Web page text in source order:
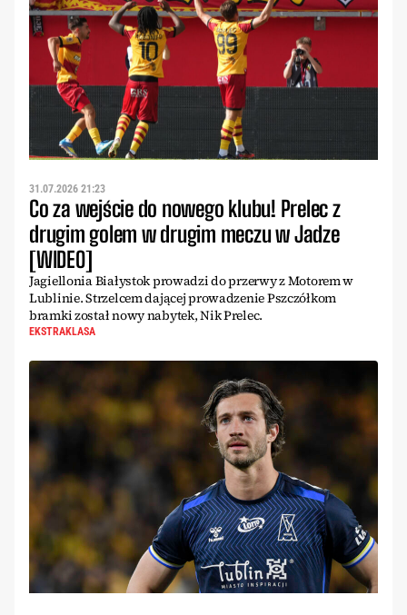
31.07.2026 21:23
Co za wejście do nowego klubu! Prelec z
drugim golem w drugim meczu w Jadze
[WIDEO]
Jagiellonia Białystok prowadzi do przerwy z Motorem w
Lublinie. Strzelcem dającej prowadzenie Pszczółkom
bramki został nowy nabytek, Nik Prelec.
EKSTRAKLASA